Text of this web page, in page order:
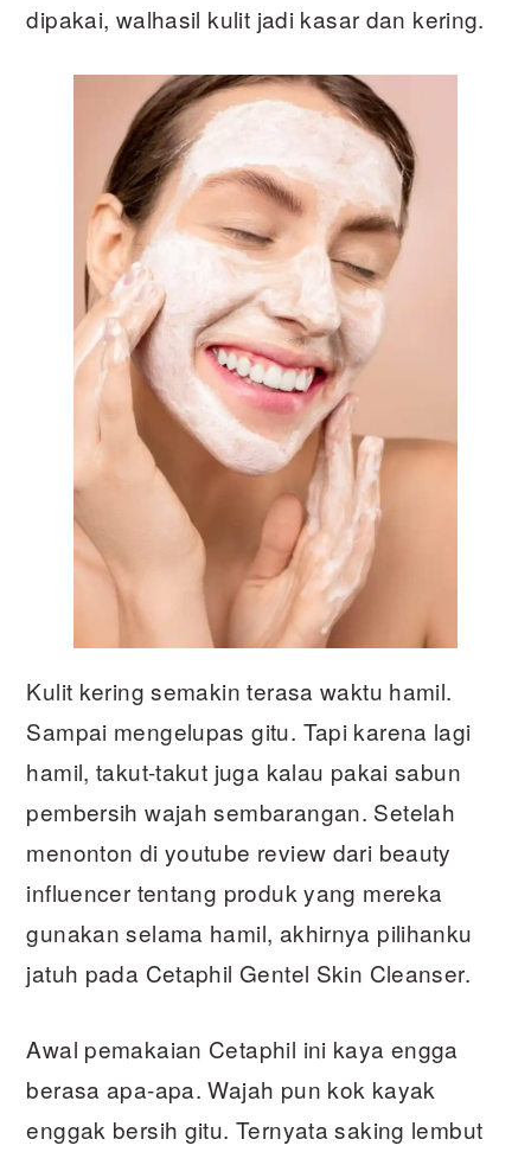
dipakai, walhasil kulit jadi kasar dan kering.
Kulit kering semakin terasa waktu hamil.
Sampai mengelupas gitu. Tapi karena lagi
hamil, takut-takut juga kalau pakai sabun
pembersih wajah sembarangan. Setelah
menonton di youtube review dari beauty
influencer tentang produk yang mereka
gunakan selama hamil, akhirnya pilihanku
jatuh pada Cetaphil Gentel Skin Cleanser.
Awal pemakaian Cetaphil ini kaya engga
berasa apa-apa. Wajah pun kok kayak
enggak bersih gitu. Ternyata saking lembut